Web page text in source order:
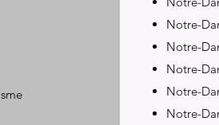
Notre-
Notre-
Notre-
Notre-
Notre-